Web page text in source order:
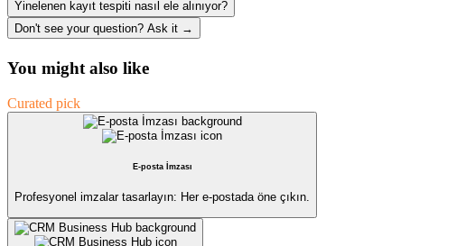
Yinelenen kayıt tespiti nasıl ele alınıyor?
Don't see your question? Ask it →
You might also like
Curated pick
E-posta İmzası
Profesyonel imzalar tasarlayın: Her e-postada öne çıkın.